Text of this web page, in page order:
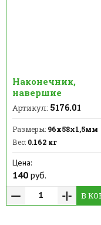
Наконечник,
навершие
Артикул: 5176.01
Размеры: 96х58х1,5мм
Вес: 0.162 кг
Цена:
140 руб.
В